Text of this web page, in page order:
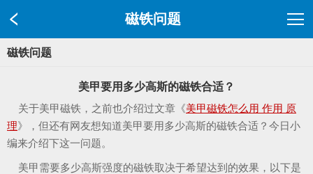
磁铁问题
磁铁问题
美甲要用多少高斯的磁铁合适？
关于美甲磁铁，之前也介绍过文章《美甲磁铁怎么用 作用 原
理》，但还有网友想知道美甲要用多少高斯的磁铁合适？今日小
编来介绍下这一问题。
美甲需要多少高斯强度的磁铁取决于希望达到的效果，以下是